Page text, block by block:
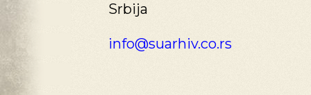
Srbija
info@suarhiv.co.rs